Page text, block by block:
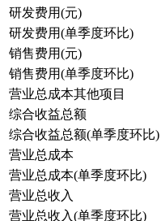
研发费用(元)
研发费用(单季度环比)
销售费用(元)
销售费用(单季度环比)
营业总成本其他项目
综合收益总额
综合收益总额(单季度环比)
营业总成本
营业总成本(单季度环比)
营业总收入
营业总收入(单季度环比)